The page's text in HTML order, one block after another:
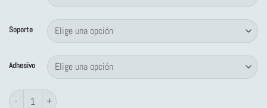
desde
$2,453
hasta
$11,099
Soporte
Adhesivo
Letrero Red Eléctrica Inerte cantidad